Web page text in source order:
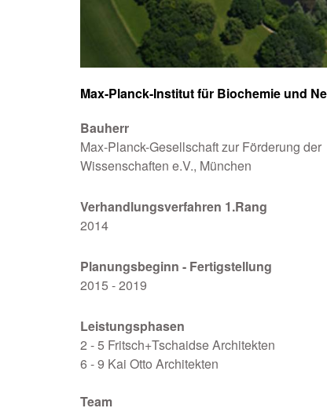
Max-Planck-Institut für Biochemie und
Bauherr
Max-Planck-Gesellschaft zur Förderung der
Wissenschaften e.V., München
Verhandlungsverfahren 1.Rang
2014
Planungsbeginn - Fertigstellung
2015 - 2019
Leistungsphasen
2 - 5 Fritsch+Tschaidse Architekten
6 - 9 Kai Otto Architekten
Team